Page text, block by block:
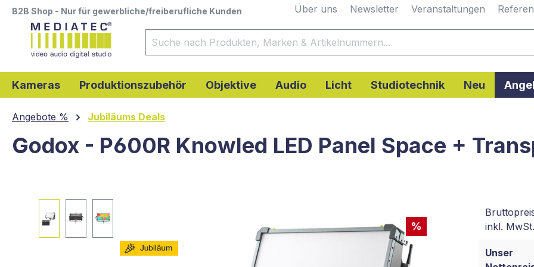
Zur Hauptnavigation springen
B2B Shop - Nur für gewerbliche/freiberufliche Kunden Über uns Newsletter Veranstaltungen
Kameras Produktionszubehör Objektive Audio Licht Studiotechnik Neu
Angebote % Jubiläums Deals
Godox - P600R Knowled LED Panel Space +
%
inkl.
Unser